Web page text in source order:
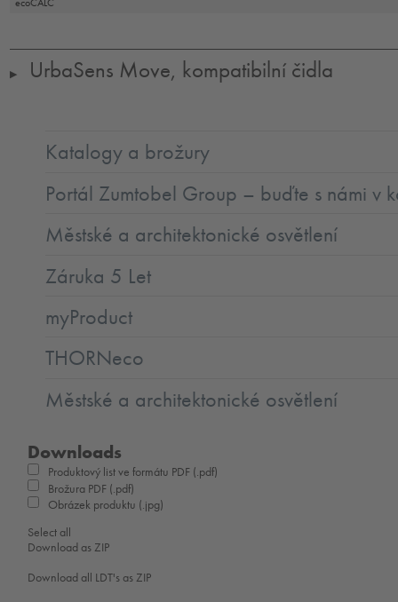
▶ UrbaSens Move, kompatibilní čidla
Katalogy a brožury
Portál Zumtobel Group – buďte s námi v
Městské a architektonické osvětlení
Záruka 5 Let
myProduct
THORNeco
Městské a architektonické osvětlení
Downloads
Produktový list ve formátu PDF (.pdf)
Brožura PDF (.pdf)
Obrázek produktu (.jpg)
Select all
Download as ZIP
Download all LDT's as ZIP